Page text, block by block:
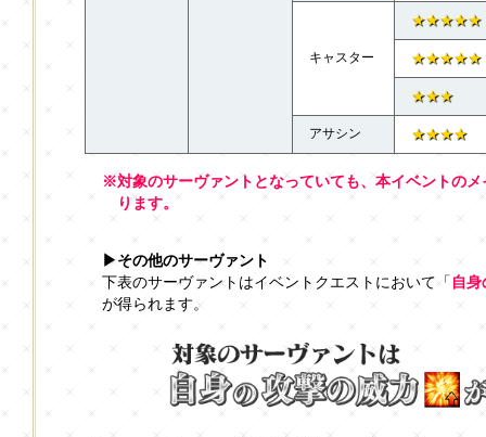
キャスター
★★★★★
★★★★★
★★★
アサシン ★★★★
※対象のサーヴァントとなっていても、本イベントの
ります。
▶その他のサーヴァント
下表のサーヴァントはイベントクエストにおいて「 自
が得られます。